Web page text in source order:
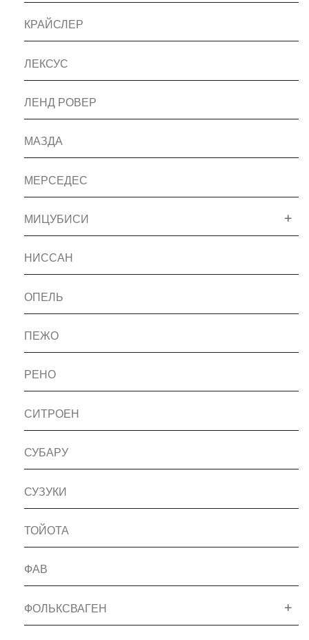
КРАЙСЛЕР
ЛЕКСУС
ЛЕНД РОВЕР
МАЗДА
МЕРСЕДЕС
МИЦУБИСИ
НИССАН
ОПЕЛЬ
ПЕЖО
РЕНО
СИТРОЕН
СУБАРУ
СУЗУКИ
ТОЙОТА
ФАВ
ФОЛЬКСВАГЕН